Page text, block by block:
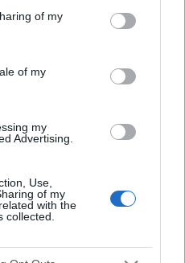
behaviour. You may click to
and its third-party tags to
purposes in below Google
of my
of my
my
Advertising.
Use,
of my
with the
collected.
congénitales et structurelles
est confrontée la
diagnostic, les techniques